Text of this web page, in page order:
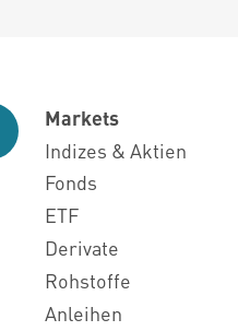
Markets
Indizes & Aktien
Fonds
ETF
Derivate
Rohstoffe
Anleihen